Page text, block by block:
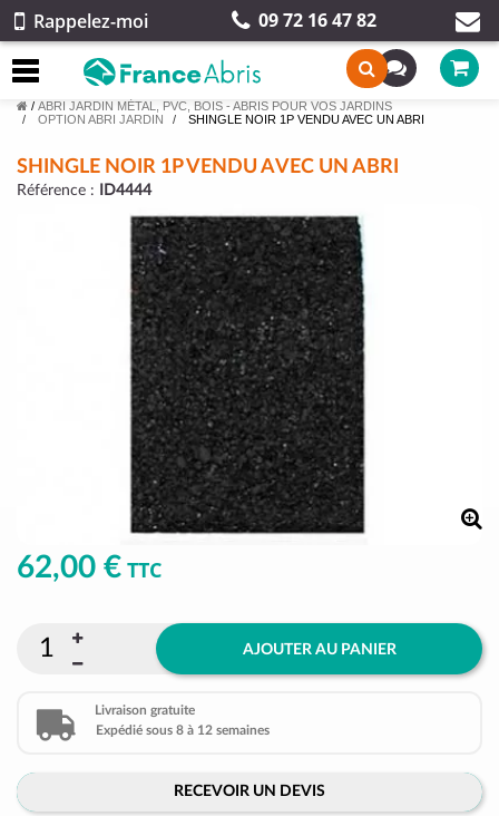
Rappelez-moi 09 72 16 47 82
/ ABRI JARDIN MÉTAL, PVC, BOIS - ABRIS POUR VOS JARDINS
OPTION ABRI JARDIN
SHINGLE NOIR 1P VENDU AVEC UN ABRI
SHINGLE NOIR 1P VENDU AVEC UN ABRI
Référence : ID4444
62,00 € TTC
AJOUTER AU PANIER
Livraison gratuite
Expédié sous 8 à 12 semaines
RECEVOIR UN DEVIS